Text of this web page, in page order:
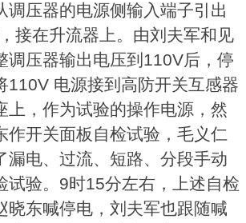
调压器的电源侧输入端子引出
接在升流器上。由刘夫军和见
调压器输出电压到110V后，停
110V 电源接到高防开关互感器
上，作为试验的操作电源，然
作开关面板自检试验，毛义仁
漏电、过流、短路、分段手动
试验。9时15分左右，上述自检
晓东喊停电，刘夫军也跟随喊